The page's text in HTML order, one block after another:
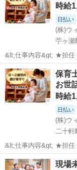
ク ・ごはん...
時給
日払い
(株)ウ
苧ヶ瀬
&lt;仕事内容&gt; ★担任
導案などの書類なし 担当クラス： 乳児またはクラスフリー お仕事内
容： ・遊びの見守り、
ク ・ごはん...
岐阜 各務原市
保育
お世
時給
日払い
(株)ウ
二十軒
&lt;仕事内容&gt; ★担任
導案などの書類なし 担当クラス： 乳児またはクラスフリー お仕事内
容： ・遊びの見守り、
岐阜 各務原市
現場